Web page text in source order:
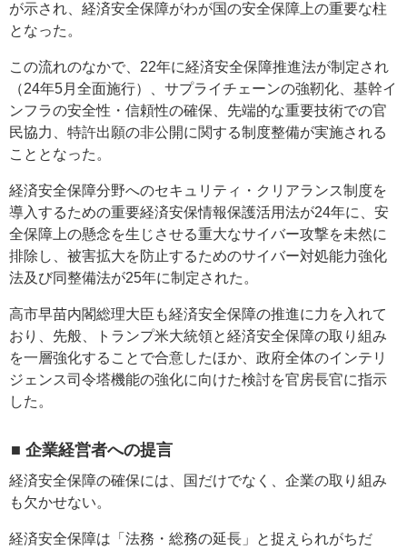
が示され、経済安全保障がわが国の安全保障上の重要な柱
となった。
この流れのなかで、22年に経済安全保障推進法が制定され
（24年5月全面施行）、サプライチェーンの強靭化、基幹イ
ンフラの安全性・信頼性の確保、先端的な重要技術での官
民協力、特許出願の非公開に関する制度整備が実施される
こととなった。
経済安全保障分野へのセキュリティ・クリアランス制度を
導入するための重要経済安保情報保護活用法が24年に、安
全保障上の懸念を生じさせる重大なサイバー攻撃を未然に
排除し、被害拡大を防止するためのサイバー対処能力強化
法及び同整備法が25年に制定された。
高市早苗内閣総理大臣も経済安全保障の推進に力を入れて
おり、先般、トランプ米大統領と経済安全保障の取り組み
を一層強化することで合意したほか、政府全体のインテリ
ジェンス司令塔機能の強化に向けた検討を官房長官に指示
した。
■ 企業経営者への提言
経済安全保障の確保には、国だけでなく、企業の取り組み
も欠かせない。
経済安全保障は「法務・総務の延長」と捉えられがちだ